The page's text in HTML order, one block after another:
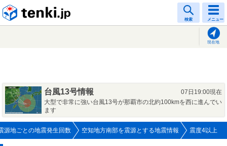
検索 メニュー
現在地
台風13号情報
07日19:00現在
大型で非常に強い台風13号が那覇市の北約100kmを西に進んでい
ます
源地ごとの地震発生回数 空知地方南部を震源とする地震情報 震度4以上